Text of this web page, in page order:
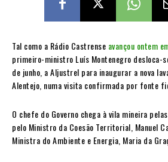
Tal como a Rádio Castrense avançou ontem
primeiro-ministro Luís Montenegro desloca-
de junho, a Aljustrel para inaugurar a nova
Alentejo, numa visita confirmada por fonte
O chefe do Governo chega à vila mineira
pelo Ministro da Coesão Territorial, Manuel
Ministra do Ambiente e Energia, Maria da